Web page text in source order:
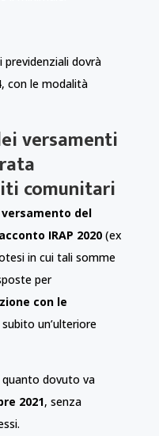
dovrà
con le modalità
versamenti
comunitari
del
IRAP 2020(ex
in cui tali somme
per
con le
un’ulteriore
quanto dovuto va
2021, senza